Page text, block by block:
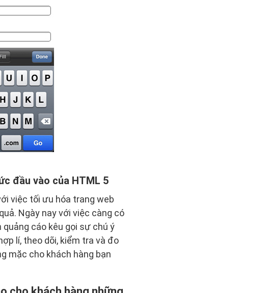
đầu vào của HTML 5
việc tối ưu hóa trang web
Ngày nay với việc càng có
cáo kêu gọi sự chú ý
lí, theo dõi, kiểm tra và đo
mặc cho khách hàng bạn